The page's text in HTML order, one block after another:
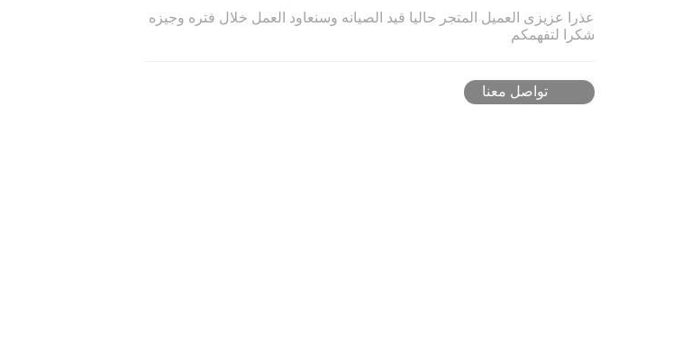
عذرا عزيزى العميل المتجر حاليا قيد الصيانه وسنعاود العمل خلال فتره وجيزه
شكرا لتفهمكم
تواصل معنا